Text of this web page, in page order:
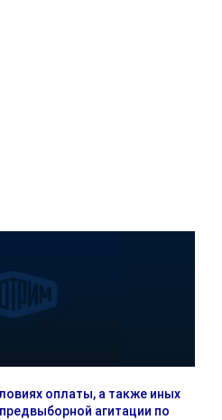
оплаты, а также иных
агитации по